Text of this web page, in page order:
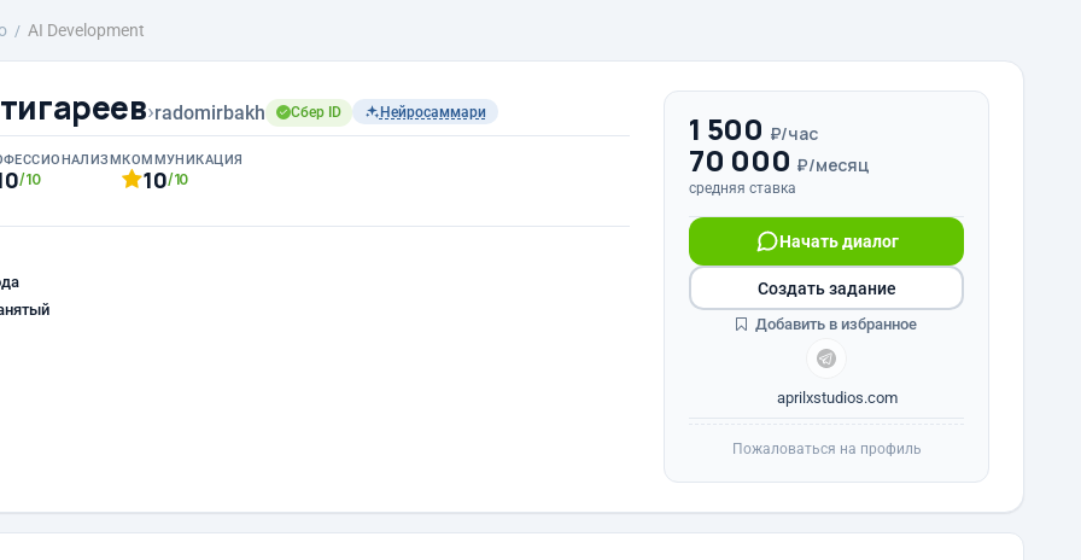
AI Development
›radomirbakh Сбер ID Нейросаммари
/10
КОММУНИКАЦИЯ
10/10
1 500 ₽/час
70 000 ₽/месяц
средняя ставка
Начать диалог
aprilxstudios.com
Создать задание
Добавить в избранное
Пожаловаться на профиль